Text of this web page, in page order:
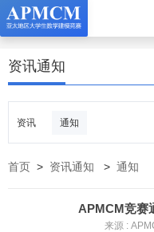
资讯通知
资讯 通知
首页 > 资讯通知 > 通知
APMCM竞赛
来源 :